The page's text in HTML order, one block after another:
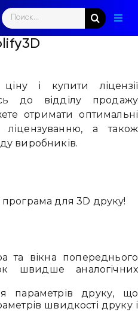
Search
for:
і купити ліцензії
до відділу продажу
отримати оптимальні
ліцензуванню, а також
виробників.
програма для 3D друку!
та вікна попереднього
швидше аналогічних
параметрів друку, що
швидкості друку і